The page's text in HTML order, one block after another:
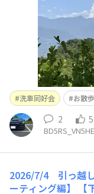
洗車同好会 お散歩
2
2026/7/4 引っ越
ーティング編】